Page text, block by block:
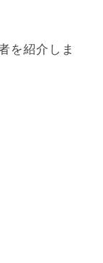
を紹介しま